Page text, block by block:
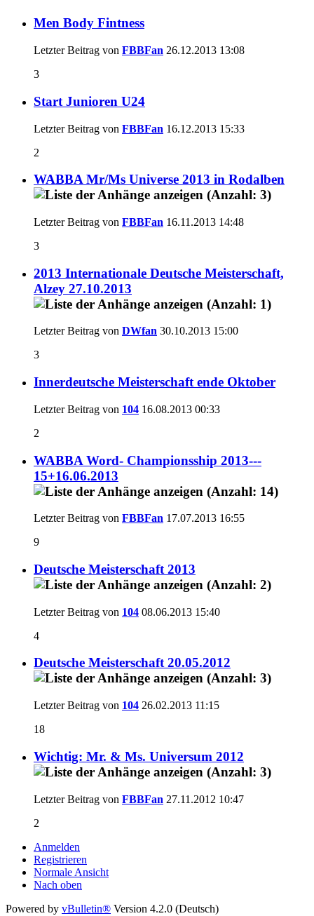
Men Body Fintness
Letzter Beitrag von FBBFan 26.12.2013 13:08
3
Start Junioren U24
Letzter Beitrag von FBBFan 16.12.2013 15:33
2
WABBA Mr/Ms Universe 2013 in Rodalben
Letzter Beitrag von FBBFan 16.11.2013 14:48
3
2013 Internationale Deutsche Meisterschaft,
Alzey 27.10.2013
Letzter Beitrag von DWfan 30.10.2013 15:00
3
Innerdeutsche Meisterschaft ende Oktober
Letzter Beitrag von 104 16.08.2013 00:33
2
WABBA Word- Championsship 2013---
15+16.06.2013
Letzter Beitrag von FBBFan 17.07.2013 16:55
9
Deutsche Meisterschaft 2013
Letzter Beitrag von 104 08.06.2013 15:40
4
Deutsche Meisterschaft 20.05.2012
Letzter Beitrag von 104 26.02.2013 11:15
18
Wichtig: Mr. & Ms. Universum 2012
Letzter Beitrag von FBBFan 27.11.2012 10:47
2
Anmelden
Registrieren
Normale Ansicht
Nach oben
Powered by vBulletin® Version 4.2.0 (Deutsch)